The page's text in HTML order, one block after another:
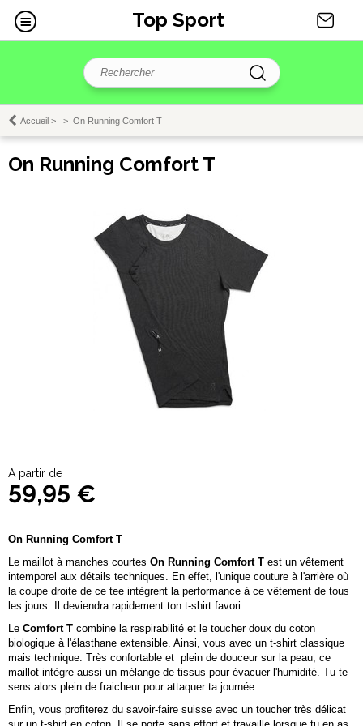
Top Sport
Accueil > > On Running Comfort T
On Running Comfort T
A partir de
59,95 €
On Running Comfort T
Le maillot à manches courtes On Running Comfort T est un vêtement
intemporel aux détails techniques. En effet, l'unique couture à l'arrière où
la coupe droite de ce tee intègrent la performance à ce vêtement de tous
les jours. Il deviendra rapidement ton t-shirt favori.
Le Comfort T combine la respirabilité et le toucher doux du coton
biologique à l'élasthane extensible. Ainsi, vous avec un t-shirt classique
mais technique. Très confortable et plein de douceur sur la peau, ce
maillot intègre aussi un mélange de tissus pour évacuer l'humidité. Tu te
sens alors plein de fraicheur pour attaquer ta journée.
Enfin, vous profiterez du savoir-faire suisse avec un toucher très délicat